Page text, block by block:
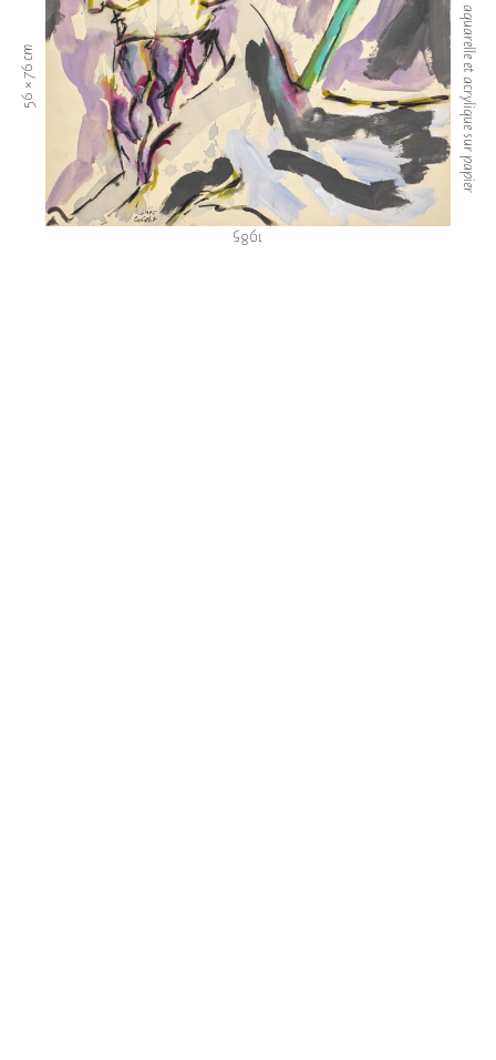
Fusain, aquarelle et acrylique sur papier
1985
56 × 76 cm